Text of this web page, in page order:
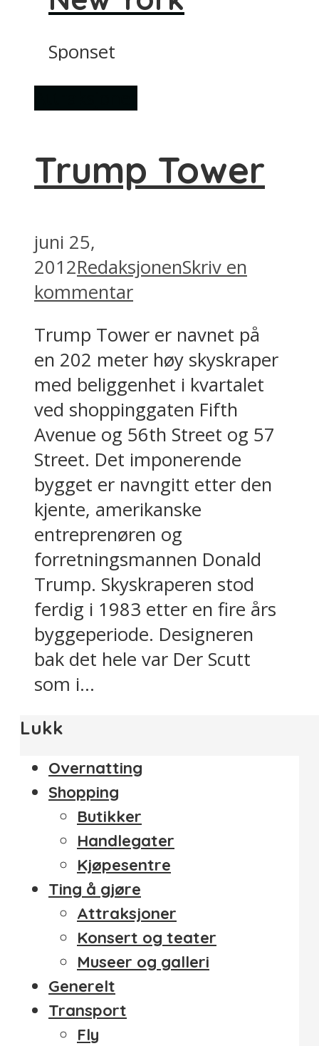
Sponset
Trump Tower
juni 25,
2012RedaksjonenSkriv en
kommentar
Trump Tower er navnet på
en 202 meter høy skyskraper
med beliggenhet i kvartalet
ved shoppinggaten Fifth
Avenue og 56th Street og 57
Street. Det imponerende
bygget er navngitt etter den
kjente, amerikanske
entreprenøren og
forretningsmannen Donald
Trump. Skyskraperen stod
ferdig i 1983 etter en fire års
byggeperiode. Designeren
bak det hele var Der Scutt
som i...
Lukk
Overnatting
Shopping
Butikker
Handlegater
Kjøpesentre
Ting å gjøre
Attraksjoner
Konsert og teater
Museer og galleri
Generelt
Transport
Fly